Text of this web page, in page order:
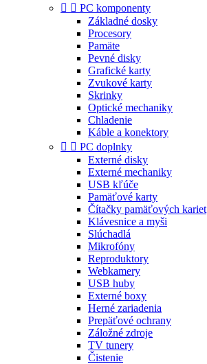
  PC komponenty
Základné dosky
Procesory
Pamäte
Pevné disky
Grafické karty
Zvukové karty
Skrinky
Optické mechaniky
Chladenie
Káble a konektory
  PC doplnky
Externé disky
Externé mechaniky
USB kľúče
Pamäťové karty
Čítačky pamäťových kariet
Klávesnice a myši
Slúchadlá
Mikrofóny
Reproduktory
Webkamery
USB huby
Externé boxy
Herné zariadenia
Prepäťové ochrany
Záložné zdroje
TV tunery
Čistenie